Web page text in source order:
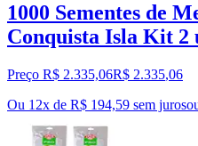
1000 Sementes de
Conquista Isla Kit 2
Preço R$ 2.335,06R$ 2.335,06
Ou 12x de R$ 194,59 sem juros